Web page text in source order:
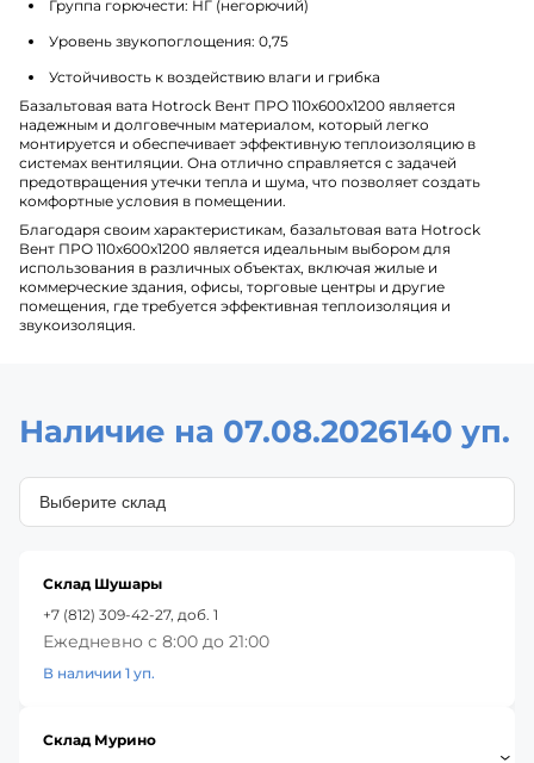
Группа горючести: НГ (негорючий)
Уровень звукопоглощения: 0,75
Устойчивость к воздействию влаги и грибка
Базальтовая вата Hotrock Вент ПРО 110х600х1200 является
надежным и долговечным материалом, который легко
монтируется и обеспечивает эффективную теплоизоляцию в
системах вентиляции. Она отлично справляется с задачей
предотвращения утечки тепла и шума, что позволяет создать
комфортные условия в помещении.
Благодаря своим характеристикам, базальтовая вата Hotrock
Вент ПРО 110х600х1200 является идеальным выбором для
использования в различных объектах, включая жилые и
коммерческие здания, офисы, торговые центры и другие
помещения, где требуется эффективная теплоизоляция и
звукоизоляция.
Наличие на 07.08.2026140 уп.
Склад Шушары
+7 (812) 309-42-27, доб. 1
Ежедневно с 8:00 до 21:00
В наличии 1 уп.
Склад Мурино